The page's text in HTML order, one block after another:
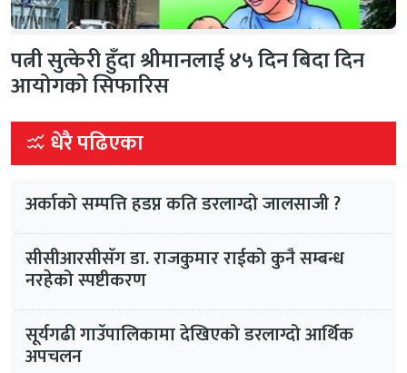
पत्नी सुत्केरी हुँदा श्रीमानलाई ४५ दिन बिदा दिन
आयोगको सिफारिस
धेरै पढिएका
अर्काको सम्पत्ति हडप्न कति डरलाग्दो जालसाजी ?
सीसीआरसीसँग डा. राजकुमार राईको कुनै सम्बन्ध
नरहेको स्पष्टीकरण
सूर्यगढी गाउँपालिकामा देखिएको डरलाग्दो आर्थिक
अपचलन